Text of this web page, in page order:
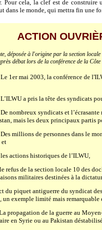
Pour cela, la clef est de
dans le monde, qui mettra fin une
ACTION
déposée à l'origine par la section
débat lors de la conférence de la
1er mai 2003, la conférence de
a pris la tête des syndicats
nombreux syndicats et l’
mais les deux principaux partis
millions de personnes dans le
et
actions historiques de l’ILWU,
refus de la section locale 10 des
militaires destinées à la
du piquet antiguerre du syndicat
un exemple limité mais remarquable
propagation de la guerre au
en Syrie ou au Pakistan